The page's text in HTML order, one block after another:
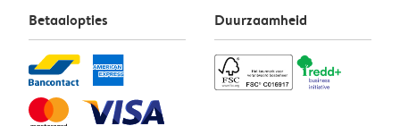
Betaalopties Duurzaamheid